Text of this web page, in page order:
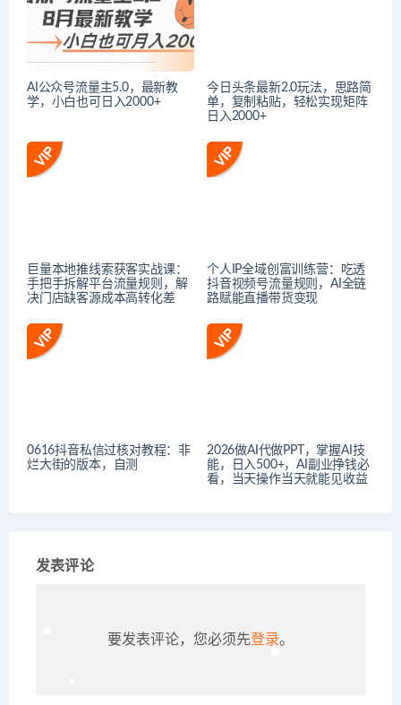
AI公众号流量主5.0，最新教
学，小白也可日入2000+
今日头条最新2.0玩法，思路简
单，复制粘贴，轻松实现矩阵
日入2000+
巨量本地推线索获客实战课：
手把手拆解平台流量规则，解
决门店缺客源成本高转化差
个人IP全域创富训练营：吃透
抖音视频号流量规则，AI全链
路赋能直播带货变现
0616抖音私信过核对教程：非
烂大街的版本，自测
2026做AI代做PPT，掌握AI技
能，日入500+，AI副业挣钱必
看，当天操作当天就能见收益
发表评论
要发表评论，您必须先登录。